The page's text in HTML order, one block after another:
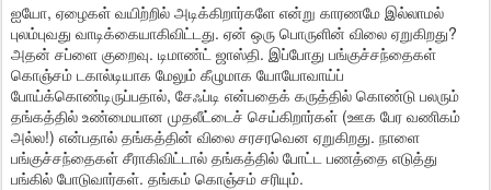
ஐயோ, ஏழைகள் வயிற்றில் அடிக்கிறார்களே என்று காரணமே இல்லாமல்
புலம்புவது வாடிக்கையாகிவிட்டது. ஏன் ஒரு பொருளின் விலை ஏறுகிறது?
அதன் சப்ளை குறைவு. டிமாண்ட் ஜாஸ்தி. இப்போது பங்குச்சந்தைகள்
கொஞ்சம் டகால்டியாக மேலும் கீழுமாக யோயோவாய்ப்
போய்க்கொண்டிருப்பதால், சேஃப்டி என்பதைக் கருத்தில் கொண்டு பலரும்
தங்கத்தில் உண்மையான முதலீட்டைச் செய்கிறார்கள் (ஊக பேர வணிகம்
அல்ல!) என்பதால் தங்கத்தின் விலை சரசரவென ஏறுகிறது. நாளை
பங்குச்சந்தைகள் சீராகிவிட்டால் தங்கத்தில் போட்ட பணத்தை எடுத்து
பங்கில் போடுவார்கள். தங்கம் கொஞ்சம் சரியும்.